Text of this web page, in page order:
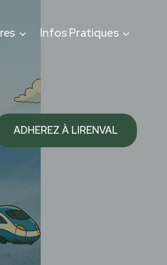
Infos Pratiques
ADHEREZ À LIRENVAL